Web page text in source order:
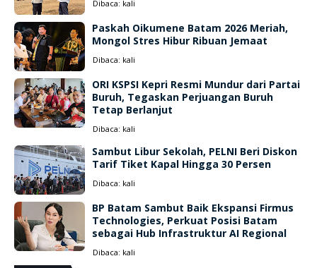
Dibaca: kali
Paskah Oikumene Batam 2026 Meriah,
Mongol Stres Hibur Ribuan Jemaat
Dibaca: kali
ORI KSPSI Kepri Resmi Mundur dari Partai
Buruh, Tegaskan Perjuangan Buruh
Tetap Berlanjut
Dibaca: kali
Sambut Libur Sekolah, PELNI Beri Diskon
Tarif Tiket Kapal Hingga 30 Persen
Dibaca: kali
BP Batam Sambut Baik Ekspansi Firmus
Technologies, Perkuat Posisi Batam
sebagai Hub Infrastruktur AI Regional
Dibaca: kali